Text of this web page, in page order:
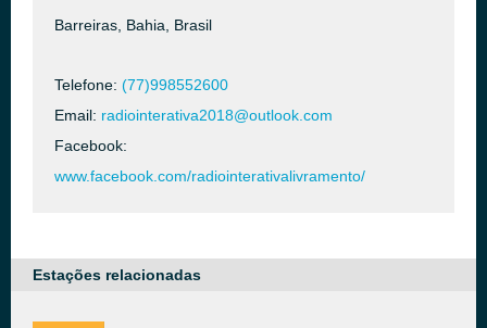
Barreiras, Bahia, Brasil
Telefone: (77)998552600
Email: radiointerativa2018@outlook.com
Facebook:
www.facebook.com/radiointerativalivramento/
Estações relacionadas